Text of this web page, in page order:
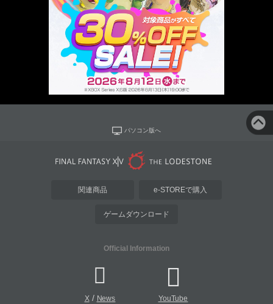
パソコン版へ
関連商品 e-STOREで購入
ゲームダウンロード
Official Information
X/ News YouTube